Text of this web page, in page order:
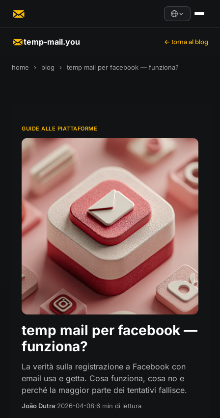
temp-mail.you ← torna al blog
home › blog › temp mail per facebook — funziona?
GUIDE ALLE PIATTAFORME
temp mail per facebook —
funziona?
La verità sulla registrazione a Facebook con
email usa e getta. Cosa funziona, cosa no e
perché la maggior parte dei tentativi fallisce.
João Dutra·2026-04-08·6 min di lettura